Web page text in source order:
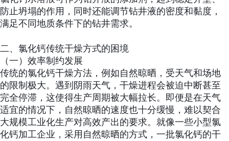
防止坍塌的作用，同时还能调节钻井液的密度和黏度，
满足不同地质条件下的钻井需求。
二、氯化钙传统干燥方式的困境
（一）效率制约发展
传统的氯化钙干燥方法，例如自然晾晒，受天气和场地
的限制极大。遇到阴雨天气，干燥进程会被迫中断甚至
完全停滞，这使得生产周期被大幅拉长。即便是在天气
适宜的情况下，自然晾晒的速度也十分缓慢，难以契合
大规模工业化生产对高效产出的要求。就像一些小型氯
化钙加工企业，采用自然晾晒的方式，一批氯化钙的干